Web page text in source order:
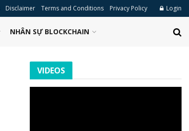
Disclaimer Terms and Conditions Privacy Policy Login
NHÂN SỰ BLOCKCHAIN
VIDEOS